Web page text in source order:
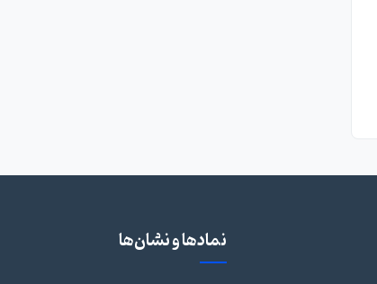
نمادها و نشان‌ها